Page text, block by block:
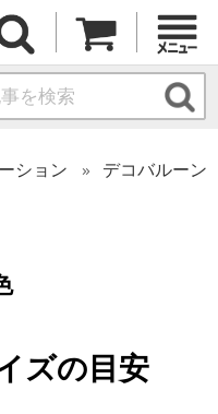
ション
デコバルーン
ズの目安